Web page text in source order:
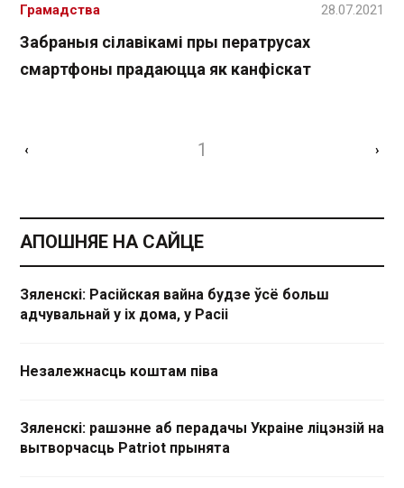
Забраныя сілавікамі пры ператрусах
смартфоны прадаюцца як канфіскат
Грамадства 28.07.2021
‹ 1 ›
АПОШНЯЕ НА САЙЦЕ
Зяленскі: Расійская вайна будзе ўсё больш
адчувальнай у іх дома, у Расіі
Незалежнасць коштам піва
Зяленскі: рашэнне аб перадачы Украіне ліцэнзій на
вытворчасць Patriot прынята